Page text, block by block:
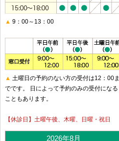
▲ 9：00～13：00
▲ 土曜日の予約のない方の受付は12：00ま
でです。 日によって予約のみの受付になる
こともあります。
【休診日】土曜午後、木曜、日曜・祝日
2026年8月